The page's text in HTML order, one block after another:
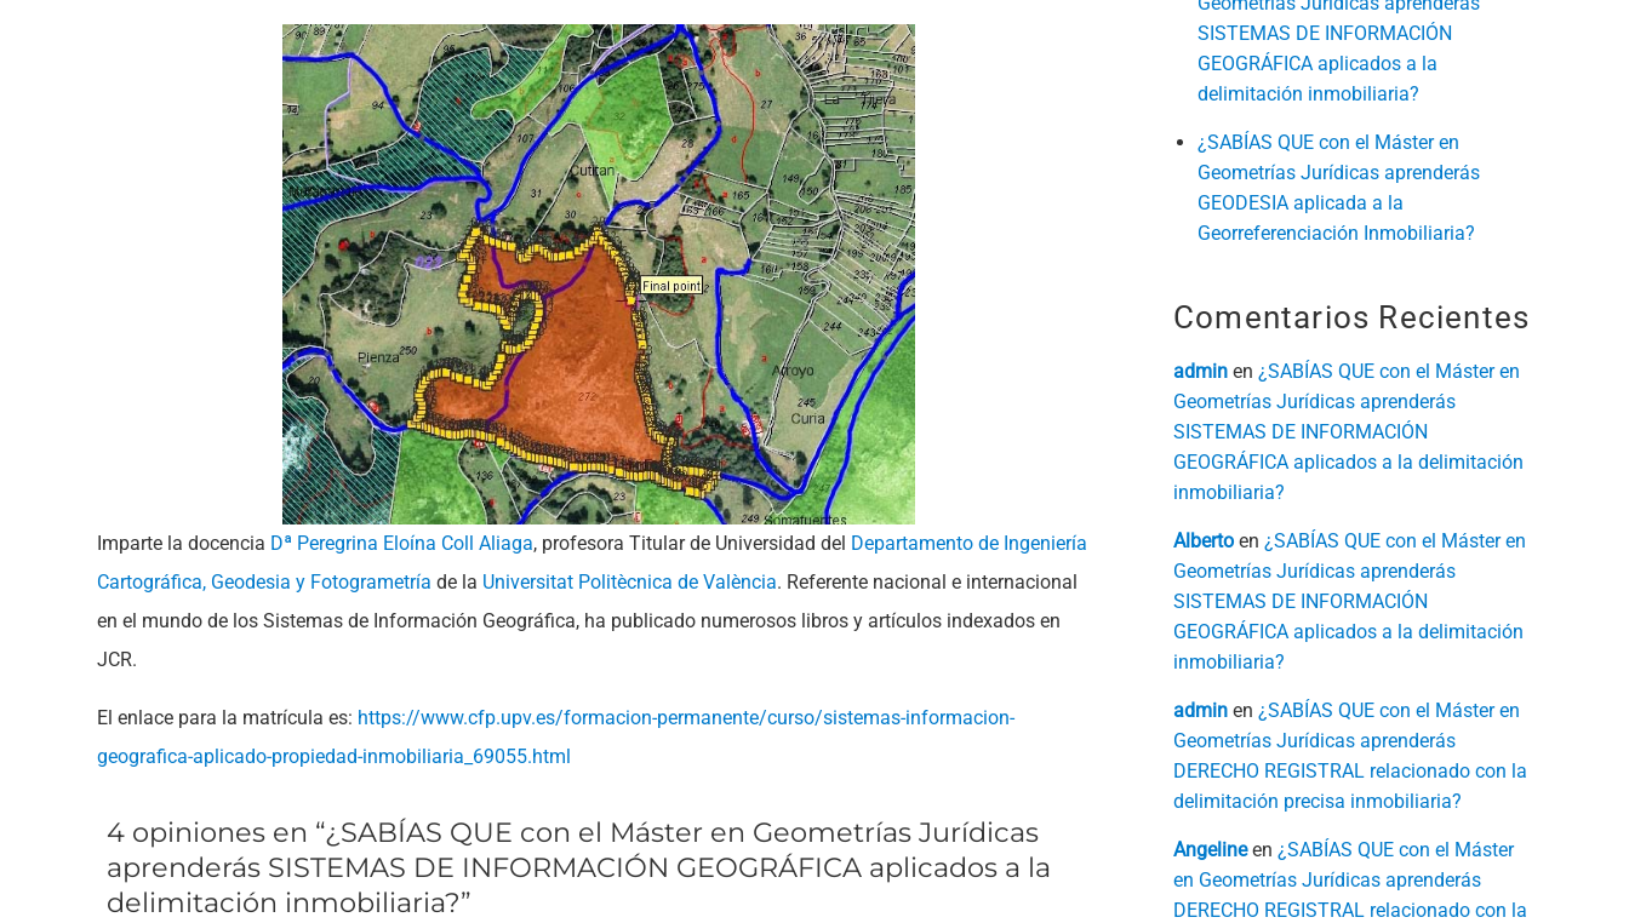
Imparte la docencia Dª Peregrina Eloína Coll Aliaga, profesora Titular de Universidad del Departamento de Ingeniería
Cartográfica, Geodesia y Fotogrametría de la Universitat Politècnica de València. Referente nacional e internacional
en el mundo de los Sistemas de Información Geográfica, ha publicado numerosos libros y artículos indexados en
JCR.
El enlace para la matrícula es: https://www.cfp.upv.es/formacion-permanente/curso/sistemas-informacion-
geografica-aplicado-propiedad-inmobiliaria_69055.html
4 opiniones en “¿SABÍAS QUE con el Máster en Geometrías Jurídicas
aprenderás SISTEMAS DE INFORMACIÓN GEOGRÁFICA aplicados a la
delimitación inmobiliaria?”
SISTEMAS DE INFORMACIÓN
GEOGRÁFICA aplicados a la
delimitación inmobiliaria?
¿SABÍAS QUE con el Máster en
Geometrías Jurídicas aprenderás
GEODESIA aplicada a la
Georreferenciación Inmobiliaria?
Comentarios Recientes
adminen ¿SABÍAS QUE con el Máster en
Geometrías Jurídicas aprenderás
SISTEMAS DE INFORMACIÓN
GEOGRÁFICA aplicados a la delimitación
inmobiliaria?
Albertoen ¿SABÍAS QUE con el Máster en
Geometrías Jurídicas aprenderás
SISTEMAS DE INFORMACIÓN
GEOGRÁFICA aplicados a la delimitación
inmobiliaria?
adminen ¿SABÍAS QUE con el Máster en
Geometrías Jurídicas aprenderás
DERECHO REGISTRAL relacionado con la
delimitación precisa inmobiliaria?
Angelineen ¿SABÍAS QUE con el Máster
en Geometrías Jurídicas aprenderás
DERECHO REGISTRAL relacionado con la